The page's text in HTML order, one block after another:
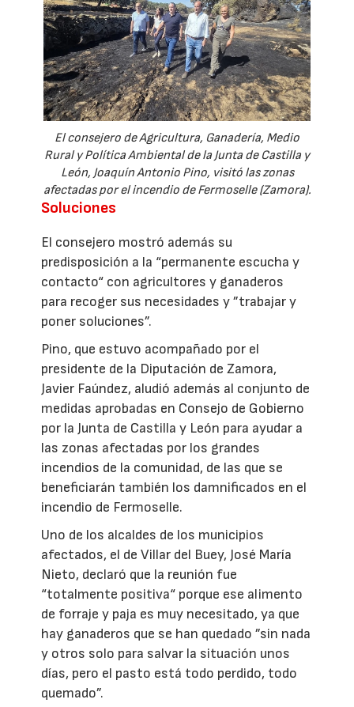
El consejero de Agricultura, Ganadería, Medio
Rural y Política Ambiental de la Junta de Castilla y
León, Joaquín Antonio Pino, visitó las zonas
afectadas por el incendio de Fermoselle (Zamora).
Soluciones
El consejero mostró además su
predisposición a la “permanente escucha y
contacto“ con agricultores y ganaderos
para recoger sus necesidades y ”trabajar y
poner soluciones”.
Pino, que estuvo acompañado por el
presidente de la Diputación de Zamora,
Javier Faúndez, aludió además al conjunto de
medidas aprobadas en Consejo de Gobierno
por la Junta de Castilla y León para ayudar a
las zonas afectadas por los grandes
incendios de la comunidad, de las que se
beneficiarán también los damnificados en el
incendio de Fermoselle.
Uno de los alcaldes de los municipios
afectados, el de Villar del Buey, José María
Nieto, declaró que la reunión fue
“totalmente positiva“ porque ese alimento
de forraje y paja es muy necesitado, ya que
hay ganaderos que se han quedado ”sin nada
y otros solo para salvar la situación unos
días, pero el pasto está todo perdido, todo
quemado”.